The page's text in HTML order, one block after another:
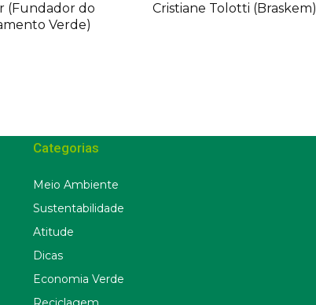
(Fundador do
Verde)
Cristiane Tolotti (Braskem)
Categorias
Meio Ambiente
Sustentabilidade
Atitude
Dicas
Economia Verde